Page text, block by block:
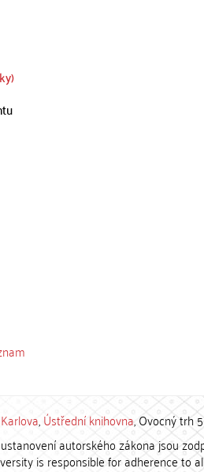
,Ústřední knihovna, Ovocný trh
autorského zákona jsou
is responsible for adherence to